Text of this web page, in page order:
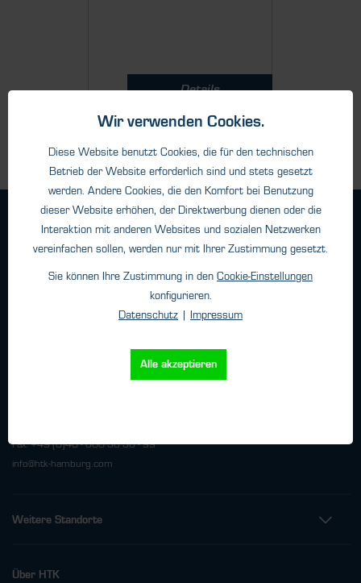
Details
Haftungsangaben
Fax: +49 (0)40 - 600 38 38 - 99
info@htk-hamburg.com
Weitere Standorte
Über HTK
Wir verwenden Cookies.
Diese Website benutzt Cookies, die für den technischen
Betrieb der Website erforderlich sind und stets gesetzt
werden. Andere Cookies, die den Komfort bei Benutzung
dieser Website erhöhen, der Direktwerbung dienen oder die
Interaktion mit anderen Websites und sozialen Netzwerken
vereinfachen sollen, werden nur mit Ihrer Zustimmung gesetzt.
Sie können Ihre Zustimmung in den Cookie-Einstellungen
konfigurieren.
Datenschutz
Impressum
Alle akzeptieren